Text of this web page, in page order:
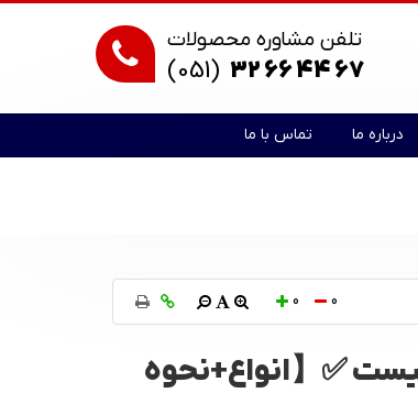
تلفن مشاوره محصولات
(051) 32 66 44 67
درباره ما تماس با ما
0
0
✅【انواع+نحوه